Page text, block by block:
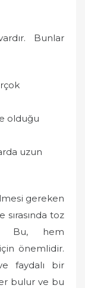
Bunlar
olduğu
uzun
gereken
sırasında toz
Bu, hem
önemlidir.
faydalı bir
bulur ve bu